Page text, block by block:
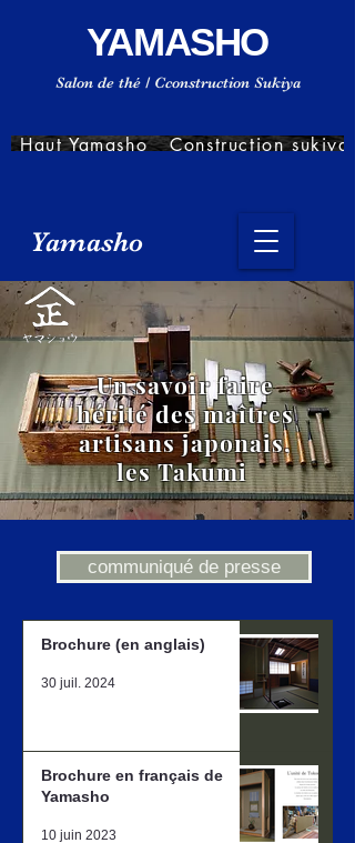
Salon de thé / Cconstruction Sukiya
YAMASHO
Yamasho
Haut Yamasho Construction sukiya
Un savoir faire
hérité des maîtres
artisans japonais,
les Takumi
communiqué de presse
Brochure (en anglais)
30 juil. 2024
Brochure en français de
Yamasho
10 juin 2023